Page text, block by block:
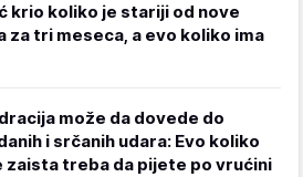
krio koliko je stariji od nove
za tri meseca, a evo koliko ima
može da dovede do
i srčanih udara: Evo koliko
zaista treba da pijete po vrućini